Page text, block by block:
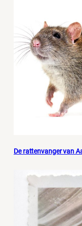
De rattenvanger van